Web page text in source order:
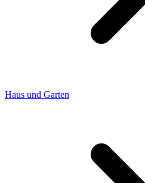
Haus und Garten